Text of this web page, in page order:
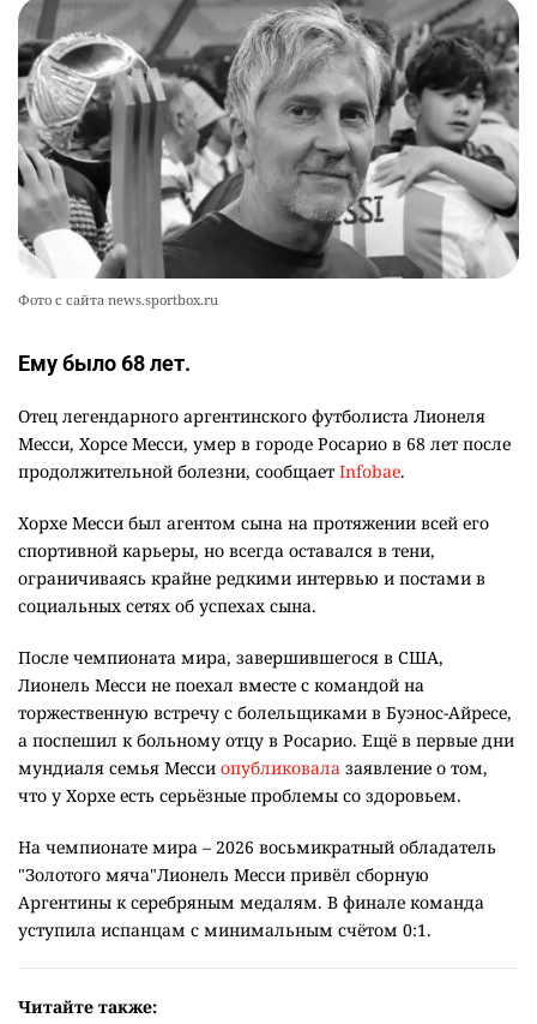
🪱 "Мы думаем, что правим миром, но это не
так". Как дьявольские черви меняют наше
представление о жизни на Земле
2403 0 13
10
Жителя Костанайской области осудили за
установку Sim-Box
0
Фото с сайта news.sportbox.ru
Ему было 68 лет.
Отец легендарного аргентинского футболиста Лионеля
Месси, Хорсе Месси, умер в городе Росарио в 68 лет после
продолжительной болезни, сообщает Infobae.
Хорхе Месси был агентом сына на протяжении всей его
спортивной карьеры, но всегда оставался в тени,
ограничиваясь крайне редкими интервью и постами в
социальных сетях об успехах сына.
После чемпионата мира, завершившегося в США,
Лионель Месси не поехал вместе с командой на
торжественную встречу с болельщиками в Буэнос-Айресе,
а поспешил к больному отцу в Росарио. Ещё в первые дни
мундиаля семья Месси опубликовала заявление о том,
что у Хорхе есть серьёзные проблемы со здоровьем.
На чемпионате мира – 2026 восьмикратный обладатель
"Золотого мяча"Лионель Месси привёл сборную
Аргентины к серебряным медалям. В финале команда
уступила испанцам с минимальным счётом 0:1.
Читайте также: